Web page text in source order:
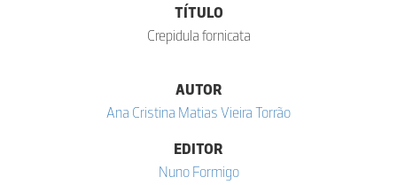
TÍTULO
Crepidula fornicata
AUTOR
Ana Cristina Matias Vieira Torrão
EDITOR
Nuno Formigo